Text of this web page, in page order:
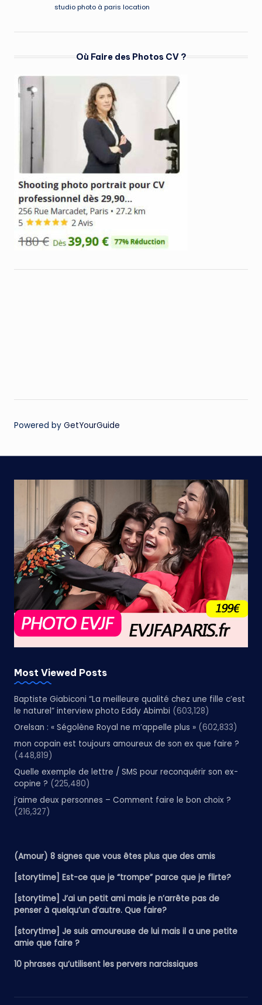
studio photo à paris location
Où Faire des Photos CV ?
Powered by GetYourGuide
Most Viewed Posts
Baptiste Giabiconi “La meilleure qualité chez une fille c’est
le naturel” interview photo Eddy Abimbi (603,128)
Orelsan : « Ségolène Royal ne m’appelle plus » (602,833)
mon copain est toujours amoureux de son ex que faire ?
(448,819)
Quelle exemple de lettre / SMS pour reconquérir son ex-
copine ? (225,480)
j’aime deux personnes – Comment faire le bon choix ?
(216,327)
(Amour) 8 signes que vous êtes plus que des amis
[storytime] Est-ce que je “trompe” parce que je flirte?
[storytime] J’ai un petit ami mais je n’arrête pas de
penser à quelqu’un d’autre. Que faire?
[storytime] Je suis amoureuse de lui mais il a une petite
amie que faire ?
10 phrases qu’utilisent les pervers narcissiques